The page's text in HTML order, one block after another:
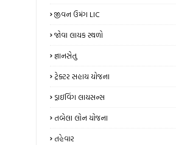
જીવન ઉમંગ LIC
જોવા લાયક સ્થળો
જ્ઞાનસેતુ
ટ્રેક્ટર સહાય યોજના
ડ્રાઇવિંગ લાયસન્સ
તબેલા લોન યોજના
તહેવાર